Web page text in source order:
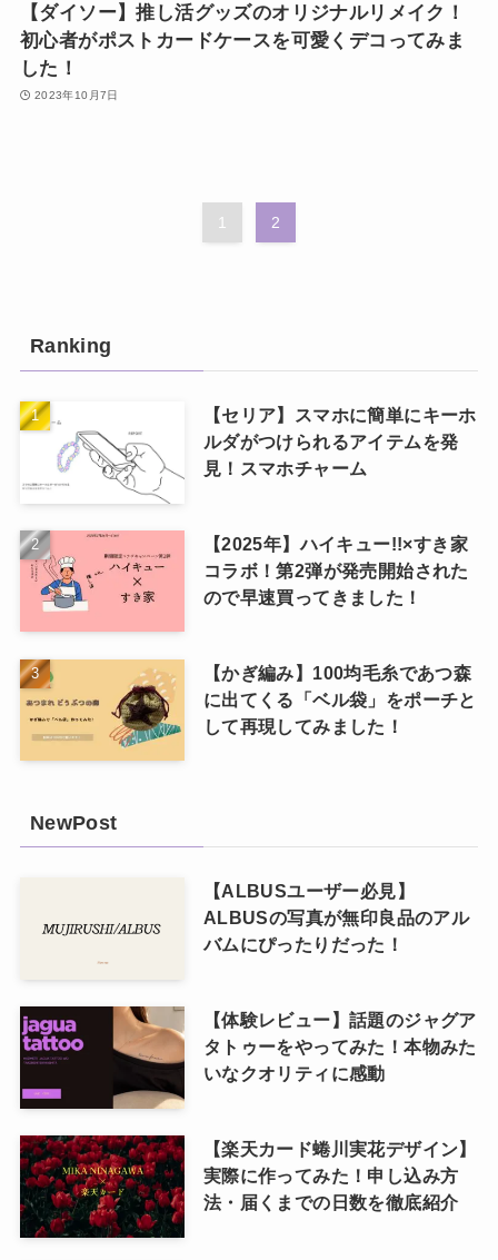
【ダイソー】推し活グッズのオリジナルリメイク！
初心者がポストカードケースを可愛くデコってみま
した！
2023年10月7日
1 2
Ranking
【セリア】スマホに簡単にキーホ
ルダがつけられるアイテムを発
見！スマホチャーム
【2025年】ハイキュー!!×すき家
コラボ！第2弾が発売開始された
ので早速買ってきました！
【かぎ編み】100均毛糸であつ森
に出てくる「ベル袋」をポーチと
して再現してみました！
NewPost
【ALBUSユーザー必見】
ALBUSの写真が無印良品のアル
バムにぴったりだった！
【体験レビュー】話題のジャグア
タトゥーをやってみた！本物みた
いなクオリティに感動
【楽天カード蜷川実花デザイン】
実際に作ってみた！申し込み方
法・届くまでの日数を徹底紹介